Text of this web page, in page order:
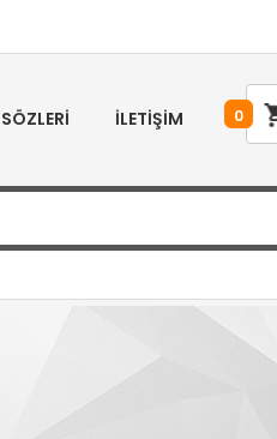
İLETIŞIM 0